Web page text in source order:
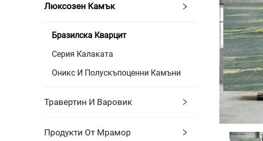
Люксозен Камък
Бразилска Кварцит
Серия Калаката
Оникс И Полускъпоценни Камъни
Травертин И Варовик
Продукти От Мрамор